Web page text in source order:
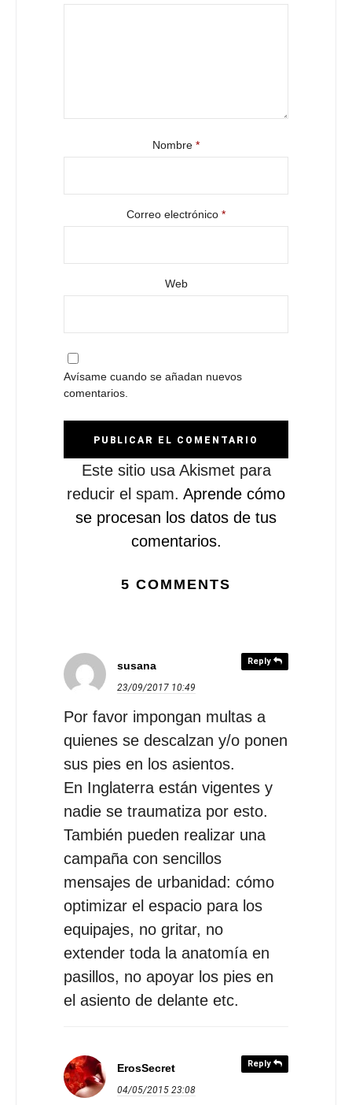
Nombre *
Correo electrónico *
Web
Avísame cuando se añadan nuevos
comentarios.
Este sitio usa Akismet para
reducir el spam. Aprende cómo
se procesan los datos de tus
comentarios.
5 COMMENTS
Reply
susana
23/09/2017 10:49
Por favor impongan multas a
quienes se descalzan y/o ponen
sus pies en los asientos.
En Inglaterra están vigentes y
nadie se traumatiza por esto.
También pueden realizar una
campaña con sencillos
mensajes de urbanidad: cómo
optimizar el espacio para los
equipajes, no gritar, no
extender toda la anatomía en
pasillos, no apoyar los pies en
el asiento de delante etc.
Reply
ErosSecret
04/05/2015 23:08